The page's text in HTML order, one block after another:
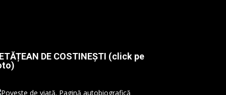
DE COSTINEȘTI (click pe